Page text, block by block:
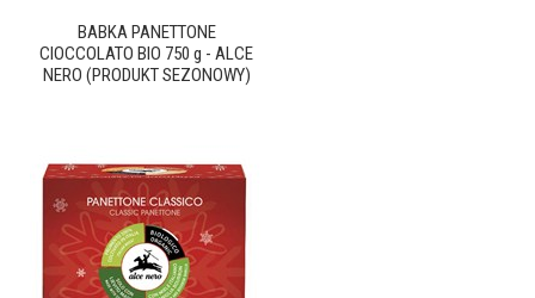
BABKA PANETTONE
CIOCCOLATO BIO 750 g - ALCE
NERO (PRODUKT SEZONOWY)